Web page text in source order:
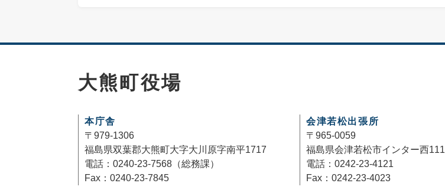
大熊町役場
本庁舎
〒979-1306
福島県双葉郡大熊町大字大川原字南平1717
電話：0240-23-7568（総務課）
Fax：0240-23-7845
会津若松出張所
〒965-0059
福島県会津若松市インター西111
電話：0242-23-4121
Fax：0242-23-4023